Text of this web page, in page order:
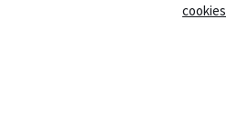
cookies